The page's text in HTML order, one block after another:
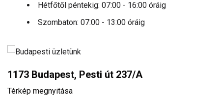
Hétfőtől péntekig: 07:00 - 16:00 óráig
Szombaton: 07:00 - 13:00 óráig
1173 Budapest, Pesti út 237/A
Térkép megnyitása